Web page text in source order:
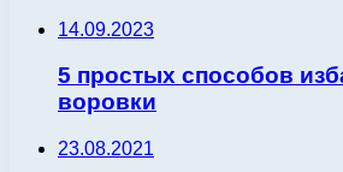
14.09.2023
5 простых способов
воровки
23.08.2021